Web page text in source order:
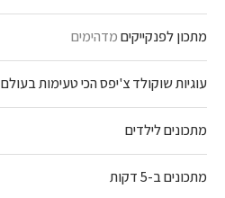
מתכון לפנקייקיםמדהימים
עוגיות שוקולד צ'יפס הכי טעימות בעולם
מתכונים לילדים
מתכונים ב-5 דקות